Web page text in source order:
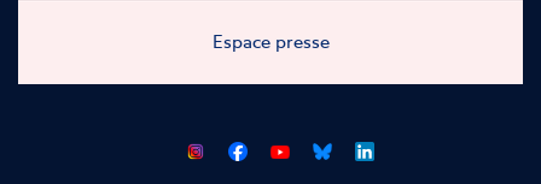
Espace presse
CNCDHCNCDHCNCDHCNCDH